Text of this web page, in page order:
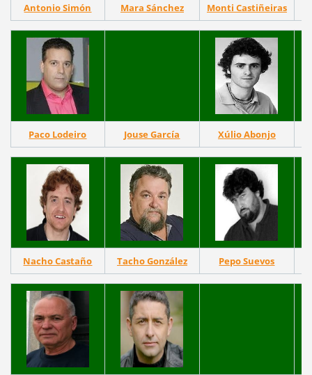
Antonio Simón Mara Sánchez Monti Castiñeiras
Paco Lodeiro Jouse García Xúlio Abonjo
Nacho Castaño Tacho González Pepo Suevos